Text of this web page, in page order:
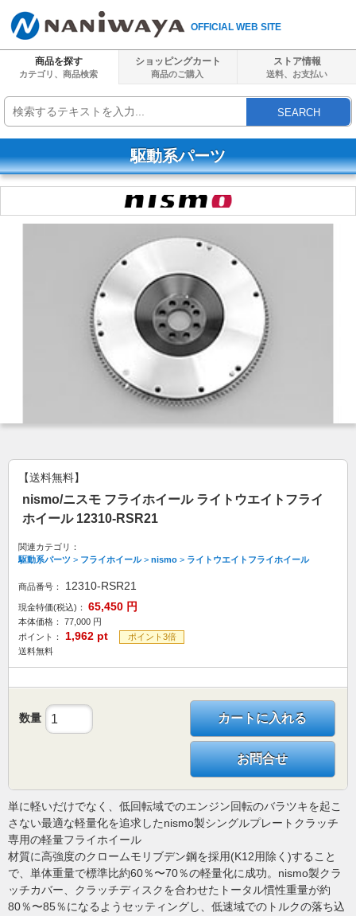
OFFICIAL WEB SITE
商品を探す
カテゴリ、商品検索
ショッピングカート
商品のご購入
ストア情報
送料、 お支払い
SEARCH
駆動系パーツ
【送料無料】
nismo/ニスモ フライホイール ライトウエイトフライ
ホイール 12310-RSR21
関連カテゴリ：
駆動系パーツ > フライホイール> nismo > ライトウエイトフライホイール
商品番号： 12310-RSR21
現金特価(税込)： 65,450 円
本体価格： 77,000 円
ポイント：
1,962 pt
ポイント3倍
送料無料
数量 カートに入れる
お問合せ
単に軽いだけでなく、低回転域でのエンジン回転のバラツキを起こ
さない最適な軽量化を追求したnismo製シングルプレートクラッチ
専用の軽量フライホイール
材質に高強度のクロームモリブデン鋼を採用(K12用除く)すること
で、単体重量で標準比約60％〜70％の軽量化に成功。nismo製クラ
ッチカバー、クラッチディスクを合わせたトータル慣性重量が約
80％〜85％になるようセッティングし、低速域でのトルクの落ち込